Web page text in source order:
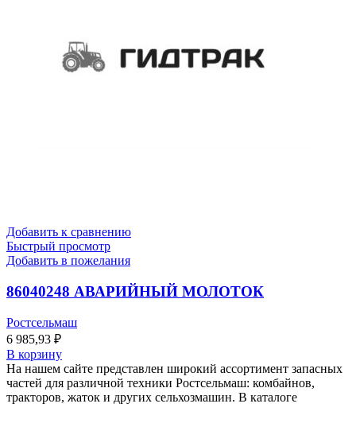
Добавить к сравнению
Быстрый просмотр
Добавить в пожелания
86040248 АВАРИЙНЫЙ МОЛОТОК
Ростсельмаш
6 985,93 ₽
В корзину
На нашем сайте представлен широкий ассортимент запасных
частей для различной техники Ростсельмаш: комбайнов,
тракторов, жаток и других сельхозмашин. В каталоге